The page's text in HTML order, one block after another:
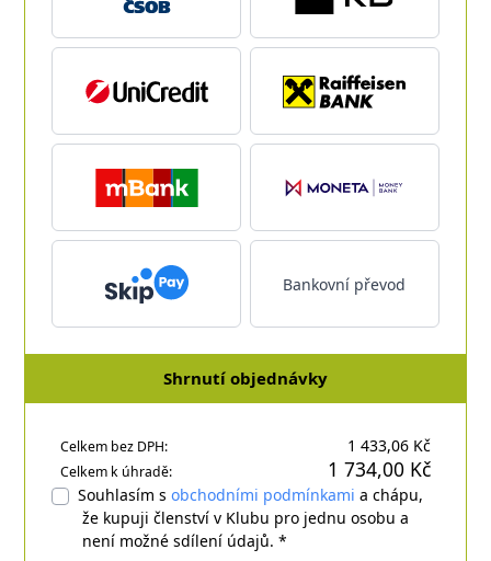
Bankovní převod
Shrnutí objednávky
Celkem bez DPH: 1 433,06 Kč
Celkem k úhradě: 1 734,00 Kč
Souhlasím sobchodními podmínkami a chápu,
že kupuji členství v Klubu pro jednu osobu a
není možné sdílení údajů. *